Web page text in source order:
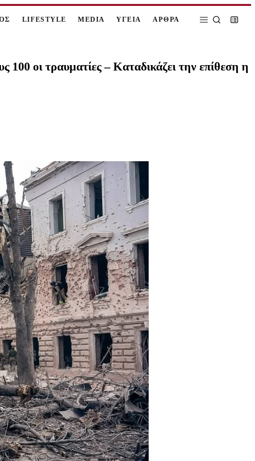
LIFESTYLE MEDIA ΥΓΕΙΑ ΑΡΘΡΑ
οι τραυματίες – Καταδικάζει την επίθεση η